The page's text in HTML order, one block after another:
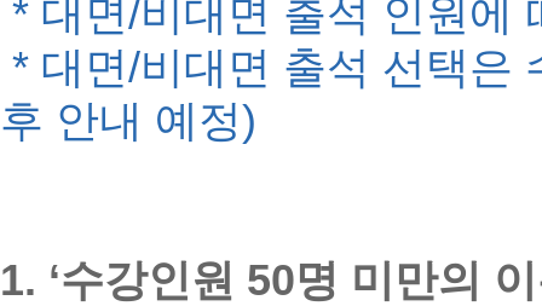
* 대면/비대면 출석 인원
* 대면/비대면 출석 선택은
후 안내 예정)
1. ‘수강인원 50명 미만의